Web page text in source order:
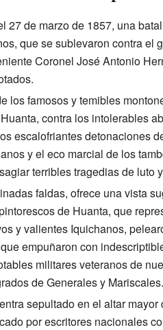
27 de marzo de 1857, una
que se sublevaron contra el
Coronel José Antonio
los famosos y temibles
contra los intolerables
escalofriantes detonaciones
y el eco marcial de los
terribles tragedias de luto
faldas, ofrece una vista
de Huanta, que
y valientes Iquichanos,
empuñaron con
militares veteranos de
de Generales y Mariscales.
sepultado en el altar
por escritores nacionales